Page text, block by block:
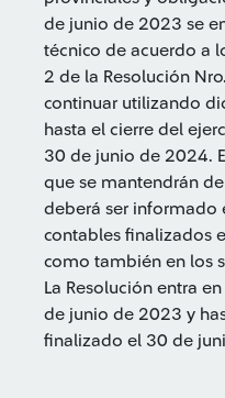
de junio de 2023 se
técnico de acuerdo a
2 de la Resolución
continuar utilizando
hasta el cierre del
30 de junio de 2024.
que se mantendrán
deberá ser informado
contables finalizados
como también en los
La Resolución entra
de junio de 2023 y
finalizado el 30 de